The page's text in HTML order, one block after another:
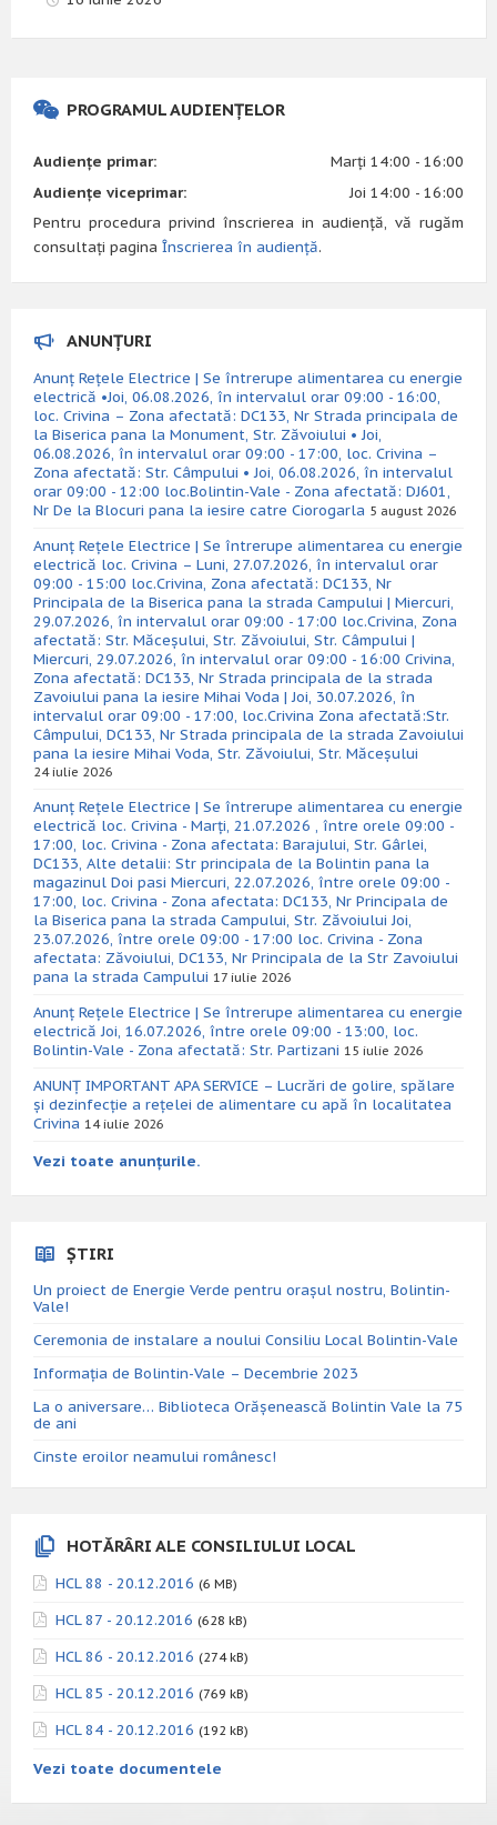
PROGRAMUL AUDIENȚELOR
Audiențe primar:
Marți 14:00 - 16:00
Audiențe viceprimar:
Joi 14:00 - 16:00
Pentru procedura privind înscrierea in audiență, vă rugăm
consultați pagina Înscrierea în audiență.
ANUNȚURI
Anunț Rețele Electrice | Se întrerupe alimentarea cu energie
electrică •Joi, 06.08.2026, în intervalul orar 09:00 - 16:00,
loc. Crivina – Zona afectată: DC133, Nr Strada principala de
la Biserica pana la Monument, Str. Zăvoiului • Joi,
06.08.2026, în intervalul orar 09:00 - 17:00, loc. Crivina –
Zona afectată: Str. Câmpului • Joi, 06.08.2026, în intervalul
orar 09:00 - 12:00 loc.Bolintin-Vale - Zona afectată: DJ601,
Nr De la Blocuri pana la iesire catre Ciorogarla 5 august 2026
Anunț Rețele Electrice | Se întrerupe alimentarea cu energie
electrică loc. Crivina – Luni, 27.07.2026, în intervalul orar
09:00 - 15:00 loc.Crivina, Zona afectată: DC133, Nr
Principala de la Biserica pana la strada Campului | Miercuri,
29.07.2026, în intervalul orar 09:00 - 17:00 loc.Crivina, Zona
afectată: Str. Măceșului, Str. Zăvoiului, Str. Câmpului |
Miercuri, 29.07.2026, în intervalul orar 09:00 - 16:00 Crivina,
Zona afectată: DC133, Nr Strada principala de la strada
Zavoiului pana la iesire Mihai Voda | Joi, 30.07.2026, în
intervalul orar 09:00 - 17:00, loc.Crivina Zona afectată:Str.
Câmpului, DC133, Nr Strada principala de la strada Zavoiului
pana la iesire Mihai Voda, Str. Zăvoiului, Str. Măceșului
24 iulie 2026
Anunț Rețele Electrice | Se întrerupe alimentarea cu energie
electrică loc. Crivina - Marți, 21.07.2026 , între orele 09:00 -
17:00, loc. Crivina - Zona afectata: Barajului, Str. Gârlei,
DC133, Alte detalii: Str principala de la Bolintin pana la
magazinul Doi pasi Miercuri, 22.07.2026, între orele 09:00 -
17:00, loc. Crivina - Zona afectata: DC133, Nr Principala de
la Biserica pana la strada Campului, Str. Zăvoiului Joi,
23.07.2026, între orele 09:00 - 17:00 loc. Crivina - Zona
afectata: Zăvoiului, DC133, Nr Principala de la Str Zavoiului
pana la strada Campului 17 iulie 2026
Anunț Rețele Electrice | Se întrerupe alimentarea cu energie
electrică Joi, 16.07.2026, între orele 09:00 - 13:00, loc.
Bolintin-Vale - Zona afectată: Str. Partizani 15 iulie 2026
ANUNȚ IMPORTANT APA SERVICE – Lucrări de golire, spălare
și dezinfecție a rețelei de alimentare cu apă în localitatea
Crivina 14 iulie 2026
Vezi toate anunțurile.
ȘTIRI
Un proiect de Energie Verde pentru orașul nostru, Bolintin-
Vale!
Ceremonia de instalare a noului Consiliu Local Bolintin-Vale
Informația de Bolintin-Vale – Decembrie 2023
La o aniversare… Biblioteca Orăşenească Bolintin Vale la 75
de ani
Cinste eroilor neamului românesc!
HOTĂRÂRI ALE CONSILIULUI LOCAL
HCL 88 - 20.12.2016 (6 MB)
HCL 87 - 20.12.2016 (628 kB)
HCL 86 - 20.12.2016 (274 kB)
HCL 85 - 20.12.2016 (769 kB)
HCL 84 - 20.12.2016 (192 kB)
Vezi toate documentele